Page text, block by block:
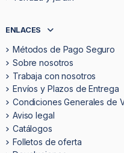
ENLACES
Métodos de Pago Seguro
Sobre nosotros
Trabaja con nosotros
Envíos y Plazos de Entrega
Condiciones Generales de
Aviso legal
Catálogos
Folletos de oferta